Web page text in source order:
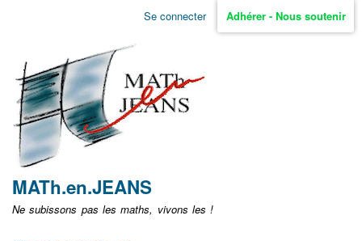
Aller
non
identifié
Se connecter Adhérer - Nous soutenir
MATh.en.JEANS
Ne subissons pas les maths, vivons les !